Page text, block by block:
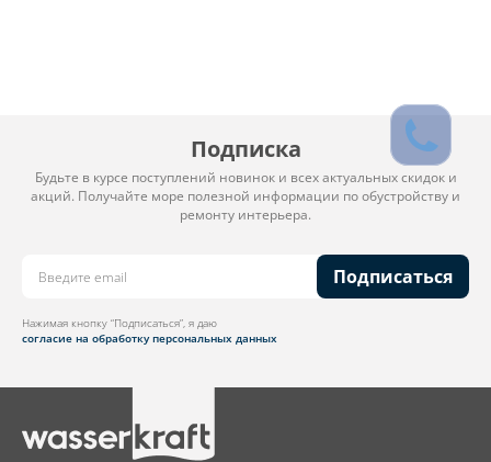
Подписка
Будьте в курсе поступлений новинок и всех актуальных скидок и
акций. Получайте море полезной информации по обустройству и
ремонту интерьера.
Подписаться
Нажимая кнопку “Подписаться”, я даю
согласие на обработку персональных данных